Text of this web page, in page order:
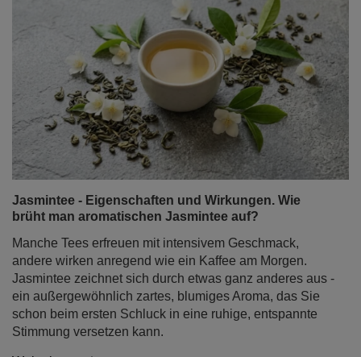
Jasmintee - Eigenschaften und Wirkungen. Wie
brüht man aromatischen Jasmintee auf?
Manche Tees erfreuen mit intensivem Geschmack,
andere wirken anregend wie ein Kaffee am Morgen.
Jasmintee zeichnet sich durch etwas ganz anderes aus -
ein außergewöhnlich zartes, blumiges Aroma, das Sie
schon beim ersten Schluck in eine ruhige, entspannte
Stimmung versetzen kann.
Weiterlesen